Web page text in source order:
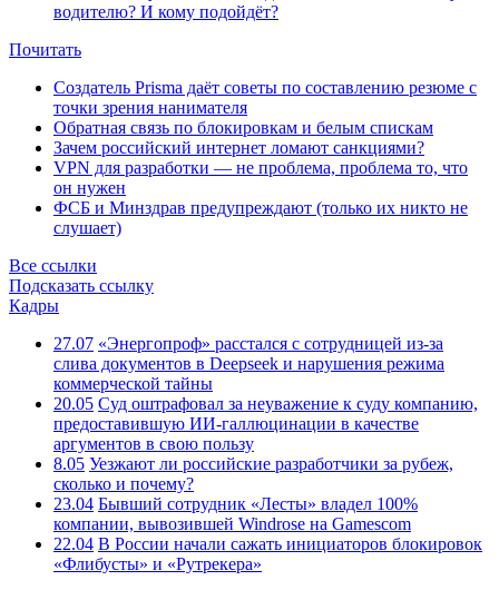
водителю? И кому подойдёт?
Почитать
Создатель Prisma даёт советы по составлению резюме с
точки зрения нанимателя
Обратная связь по блокировкам и белым спискам
Зачем российский интернет ломают санкциями?
VPN для разработки — не проблема, проблема то, что
он нужен
ФСБ и Минздрав предупреждают (только их никто не
слушает)
Все ссылки
Подсказать ссылку
Кадры
27.07 «Энергопроф» расстался с сотрудницей из-за
слива документов в Deepseek и нарушения режима
коммерческой тайны
20.05 Суд оштрафовал за неуважение к суду компанию,
предоставившую ИИ-галлюцинации в качестве
аргументов в свою пользу
8.05 Уезжают ли российские разработчики за рубеж,
сколько и почему?
23.04 Бывший сотрудник «Лесты» владел 100%
компании, вывозившей Windrose на Gamescom
22.04 В России начали сажать инициаторов блокировок
«Флибусты» и «Рутрекера»